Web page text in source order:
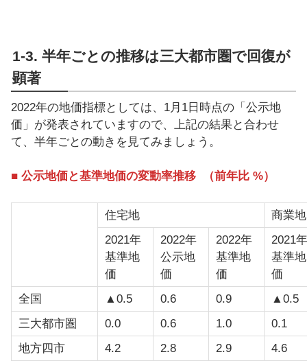
1-3. 半年ごとの推移は三大都市圏で回復が
顕著
2022年の地価指標としては、1月1日時点の「公示地
価」が発表されていますので、上記の結果と合わせ
て、半年ごとの動きを見てみましょう。
■ 公示地価と基準地価の変動率推移 （前年比 %）
住宅地
商業地
2021年
基準地
価
2022年
公示地
価
2022年
基準地
価
2021
基準地
価
全国
▲0.5 0.6 0.9
▲0.5
三大都市圏
0.0 0.6 1.0
0.1
地方四市
4.2 2.8 2.9
4.6